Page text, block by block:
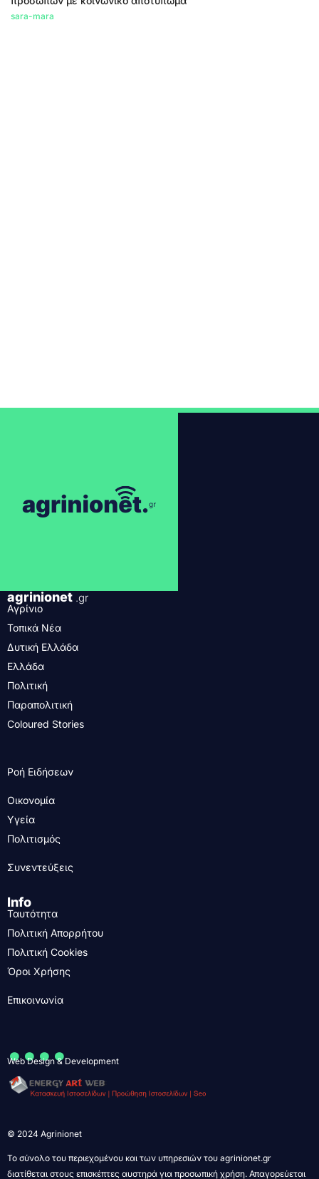
sara-mara
agrinionet .gr
Αγρίνιο
Τοπικά Νέα
Δυτική Ελλάδα
Ελλάδα
Πολιτική
Παραπολιτική
Coloured Stories
Ροή Ειδήσεων
Οικονομία
Υγεία
Πολιτισμός
Συνεντεύξεις
Info
Ταυτότητα
Πολιτική Απορρήτου
Πολιτική Cookies
Όροι Χρήσης
Επικοινωνία
....
Web Design & Development
© 2024 Agrinionet
Το σύνολο του περιεχομένου και των υπηρεσιών του agrinionet.gr
διατίθεται στους επισκέπτες αυστηρά για προσωπική χρήση. Απαγορεύεται